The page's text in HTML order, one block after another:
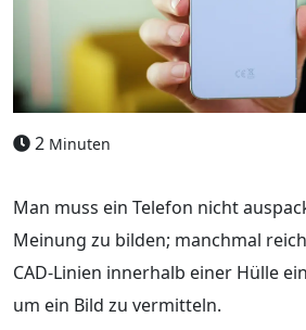
2 Minuten
Man muss ein Telefon nicht
Meinung zu bilden; manchmal
CAD-Linien innerhalb einer Hülle
um ein Bild zu vermitteln.